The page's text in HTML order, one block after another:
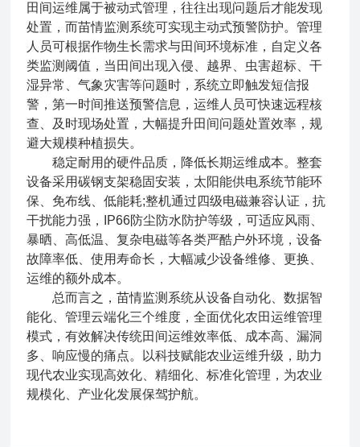
田间运维属于被动式管理，往往出现问题后才能发现
处置，而苗情监测系统可实现主动式预警防护。管理
人员可根据作物生长需求与田间环境标准，自定义各
类监测阈值，当田间出现入侵、越界、虫害超标、干
湿异常、气象灾害等问题时，系统立即触发短信报
警，第一时间推送预警信息，运维人员可快速远程核
查、及时现场处置，大幅提升田间问题处置效率，规
避大规模种植损失。
稳定耐用的硬件品质，降低长期运维成本。整套
设备采用碳钢支架稳固安装，太阳能供电系统节能环
保、免布线、低能耗;整机通过四级电磁兼容认证，抗
干扰能力强，IP66防尘防水防护等级，可适应风雨、
暴晒、高低温、复杂电磁等各类严酷户外环境，设备
故障率低、使用寿命长，大幅减少设备维修、更换、
运维的额外成本。
总而言之，苗情监测系统从设备自动化、数据智
能化、管理云端化三个维度，全面优化农田运维管理
模式，有效解决传统田间运维效率低、成本高、漏洞
多、响应慢的痛点。以科技赋能农业运维升级，助力
现代农业实现高效化、精细化、标准化管理，为农业
规模化、产业化发展保驾护航。